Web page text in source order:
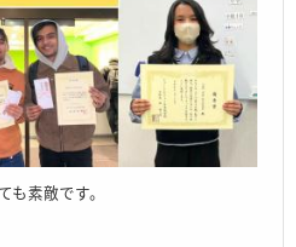
素敵です。